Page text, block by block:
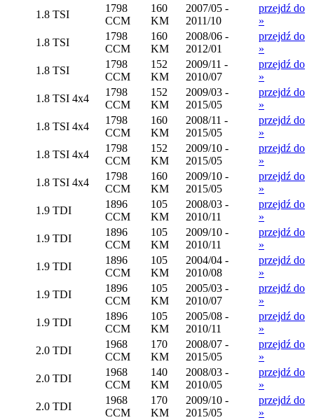
1.8 TSI
1798
CCM
160
KM
2007/05 -
2011/10
przejdź do
»
1.8 TSI
1798
CCM
160
KM
2008/06 -
2012/01
przejdź do
»
1.8 TSI
1798
CCM
152
KM
2009/11 -
2010/07
przejdź do
»
1.8 TSI 4x4
1798
CCM
152
KM
2009/03 -
2015/05
przejdź do
»
1.8 TSI 4x4
1798
CCM
160
KM
2008/11 -
2015/05
przejdź do
»
1.8 TSI 4x4
1798
CCM
152
KM
2009/10 -
2015/05
przejdź do
»
1.8 TSI 4x4
1798
CCM
160
KM
2009/10 -
2015/05
przejdź do
»
1.9 TDI
1896
CCM
105
KM
2008/03 -
2010/11
przejdź do
»
1.9 TDI
1896
CCM
105
KM
2009/10 -
2010/11
przejdź do
»
1.9 TDI
1896
CCM
105
KM
2004/04 -
2010/08
przejdź do
»
1.9 TDI
1896
CCM
105
KM
2005/03 -
2010/07
przejdź do
»
1.9 TDI
1896
CCM
105
KM
2005/08 -
2010/11
przejdź do
»
2.0 TDI
1968
CCM
170
KM
2008/07 -
2015/05
przejdź do
»
2.0 TDI
1968
CCM
140
KM
2008/03 -
2010/05
przejdź do
»
2.0 TDI
1968
CCM
170
KM
2009/10 -
2015/05
przejdź do
»